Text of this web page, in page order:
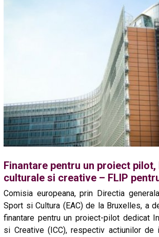
Finantare pentru un proiect
culturale si creative – FLIP
Comisia europeana, prin Directia
Sport si Cultura (EAC) de la Bruxelles, a
finantare pentru un proiect-pilot dedicat
si Creative (ICC), respectiv actiunilor de